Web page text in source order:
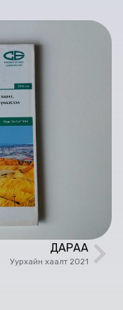
ДАРАА
Уурхайн хаалт 2021